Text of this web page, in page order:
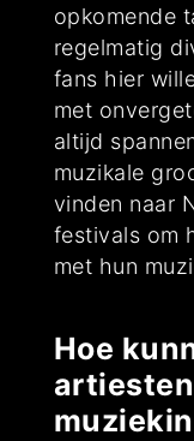
opkomende
regelmatig
fans hier
met
altijd
muzikale
vinden naar
festivals om
met hun
Hoe